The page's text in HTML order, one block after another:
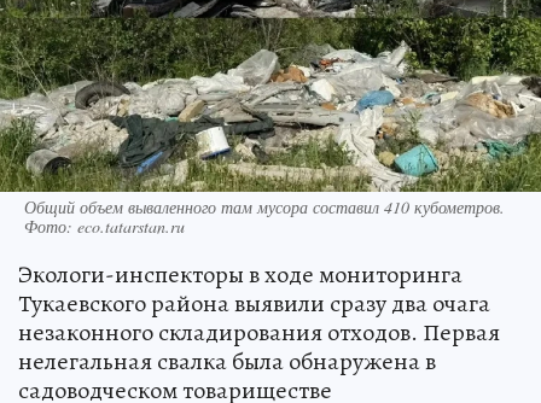
Общий объем вываленного там мусора составил 410 кубометров.
Фото: eco.tatarstan.ru
Экологи-инспекторы в ходе мониторинга
Тукаевского района выявили сразу два очага
незаконного складирования отходов. Первая
нелегальная свалка была обнаружена в
садоводческом товариществе